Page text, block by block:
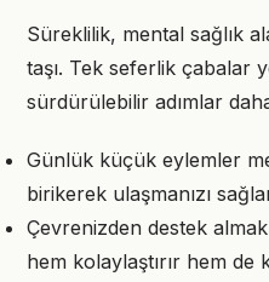
Süreklilik, mental sağlık
taşı. Tek seferlik çabalar
sürdürülebilir adımlar
Günlük küçük eylemler
birikerek ulaşmanızı
Çevrenizden destek
hem kolaylaştırır hem de